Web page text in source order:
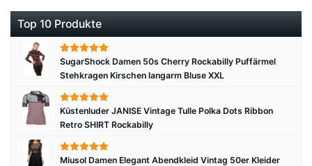
Top 10 Produkte
SugarShock Damen 50s Cherry Rockabilly Puffärmel
Stehkragen Kirschen langarm Bluse XXL
Küstenluder JANISE Vintage Tulle Polka Dots Ribbon
Retro SHIRT Rockabilly
Miusol Damen Elegant Abendkleid Vintag 50er Kleider